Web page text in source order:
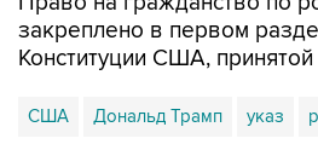
закреплено в первом
Конституции США, принятой
США Дональд Трамп указ